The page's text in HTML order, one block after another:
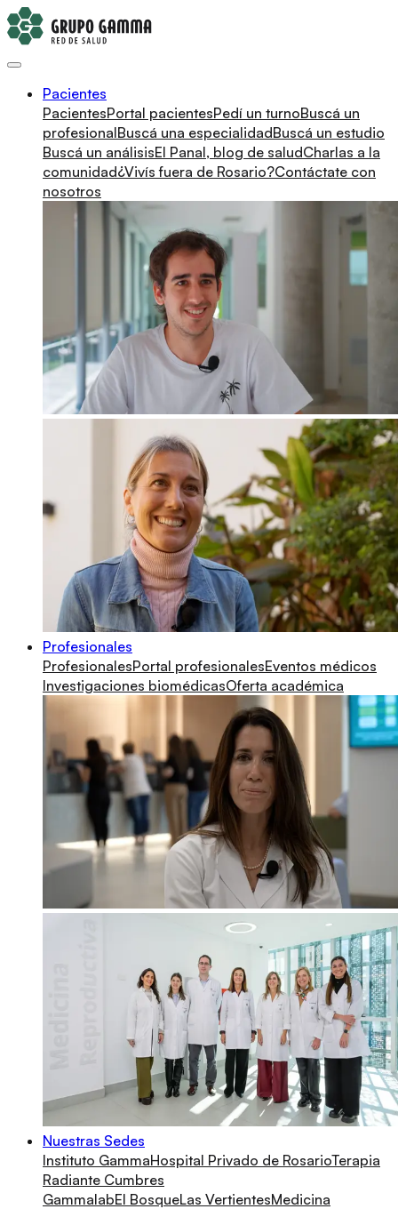
Pacientes
PacientesPortal pacientesPedí un turnoBuscá un
profesionalBuscá una especialidadBuscá un estudio
Buscá un análisisEl Panal, blog de saludCharlas a la
comunidad¿Vivís fuera de Rosario?Contáctate con
nosotros
Profesionales
ProfesionalesPortal profesionalesEventos médicos
Investigaciones biomédicasOferta académica
Nuestras Sedes
Instituto GammaHospital Privado de RosarioTerapia
Radiante Cumbres
GammalabEl BosqueLas VertientesMedicina